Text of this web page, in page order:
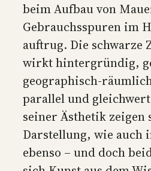
beim Aufbau von
Gebrauchsspuren im
auftrug. Die schwarze
wirkt hintergründig,
geographisch-
parallel und
seiner Ästhetik
Darstellung, wie auch
ebenso – und doch